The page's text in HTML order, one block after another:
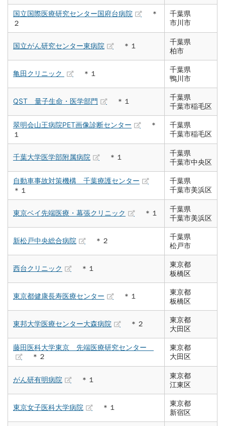
国立国際医療研究センター国府台病院
＊
２
千葉県
市川市
国立がん研究センター東病院 ＊１
千葉県
柏市
亀田クリニック ＊１
千葉県
鴨川市
QST 量子生命・医学部門 ＊１
千葉県
千葉市稲毛区
翠明会山王病院PET画像診断センター
＊
１
千葉県
千葉市稲毛区
千葉大学医学部附属病院 ＊１
千葉県
千葉市中央区
自動車事故対策機構 千葉療護センター
＊１
千葉県
千葉市美浜区
東京ベイ先端医療・幕張クリニック ＊１
千葉県
千葉市美浜区
新松戸中央総合病院 ＊２
千葉県
松戸市
西台クリニック ＊１
東京都
板橋区
東京都健康長寿医療センター ＊１
東京都
板橋区
東邦大学医療センター大森病院 ＊２
東京都
大田区
藤田医科大学東京 先端医療研究センター
＊２
東京都
大田区
がん研有明病院 ＊１
東京都
江東区
東京女子医科大学病院 ＊１
東京都
新宿区